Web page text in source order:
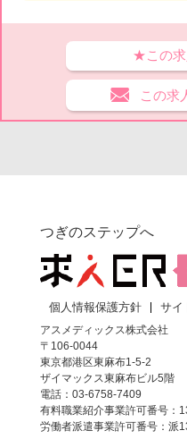
★この求
この求
つぎのステップへ
個人情報保護方針
サイ
アスメディックス株式会社
〒106-0044
東京都港区東麻布1-5-2
ザイマックス東麻布ビル5階
電話：03-6758-7409
有料職業紹介事業許可番号：
労働者派遣事業許可番号：派